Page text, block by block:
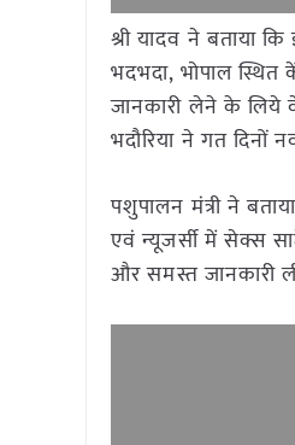
श्री यादव ने बताया
भदभदा, भोपाल स्थित
जानकारी लेने के लिये
भदौरिया ने गत दिनों
पशुपालन मंत्री ने
एवं न्यूजर्सी में सेक्स
और समस्त जानकारी